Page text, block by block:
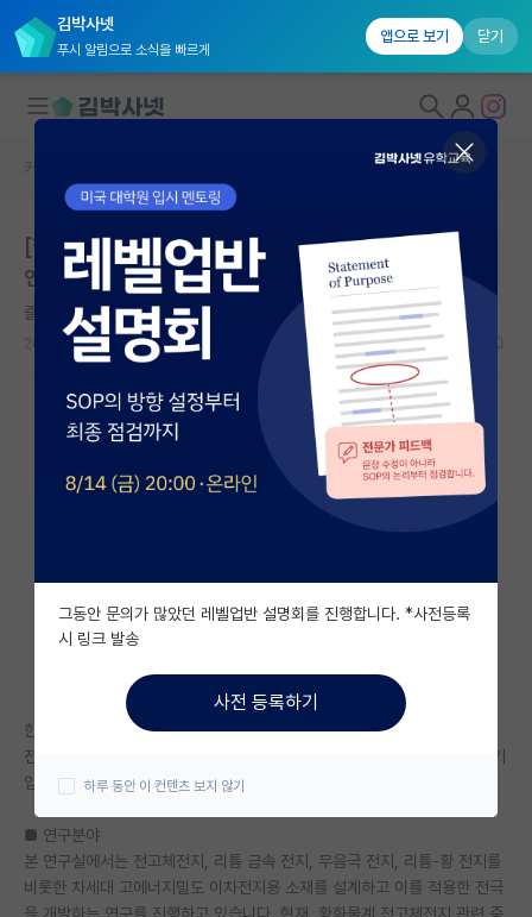
김박사넷
푸시 알림으로 소식을 빠르게
앱으로 보기 닫기
대학원생 모집
국내대학원 정보
연구실&오픈랩
커뮤니티
커뮤니티 홈
전체글보기
베스트 게시판
자유 게시판(아무개랩)
미국 유학 게시판
미국 대학원 합격 후기 게시판
대학원생 모집 게시판
연구실(PI) 홍보 게시판
석박사 채용 정보 게시판
커뮤니티 홈
[한국과학기술연구원 에너지저장연구센터] 전고체전지
연구실 대학원생 모집
즐거운 베르너 하이젠버그
2025.11.25 3657
한국과학기술연구원 (KIST) 본원 에너지저장연구센터 이지은 박사 전고체
전지 연구실에서 차세대 이차전지용 소재 개발 연구를 수행할 2026년 후기
입학 석사/박사/통합과정 대학원생을 모집합니다.
■ 연구분야
본 연구실에서는 전고체전지, 리튬 금속 전지, 무음극 전지, 리튬-황 전지를
비롯한 차세대 고에너지밀도 이차전지용 소재를 설계하고 이를 적용한 전극
을 개발하는 연구를 진행하고 있습니다. 현재, 황화물계 전고체전지 관련 중
그동안 문의가 많았던 레벨업반 설명회를 진행합니다. *사전등록
시 링크 발송
사전 등록하기
하루 동안 이 컨텐츠 보지 않기